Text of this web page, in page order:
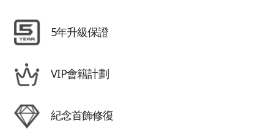
5年升級保證
VIP會籍計劃
紀念首飾修復